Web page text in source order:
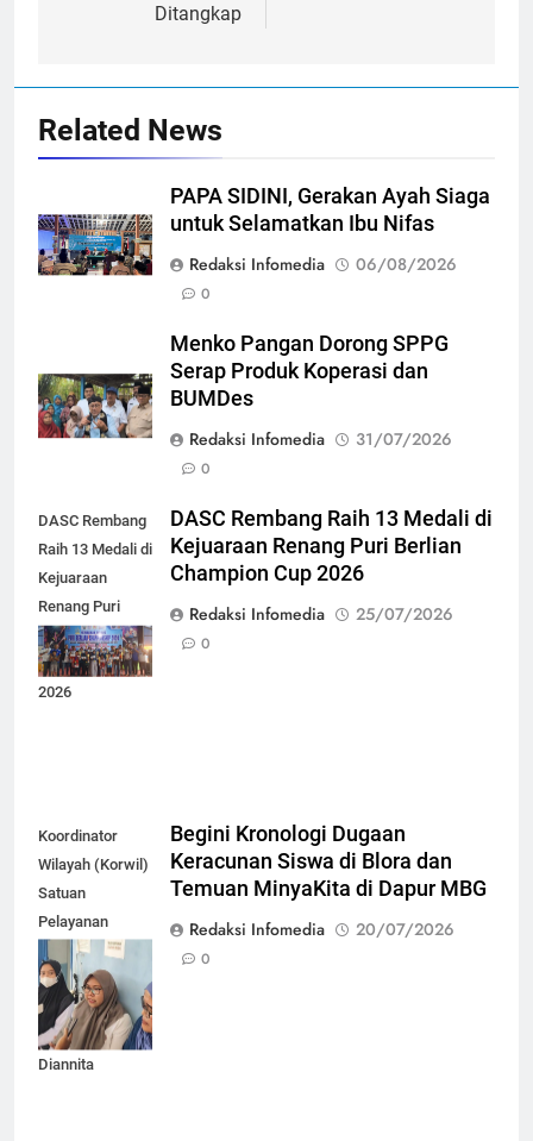
Ditangkap
Related News
PAPA SIDINI, Gerakan Ayah Siaga
untuk Selamatkan Ibu Nifas
Redaksi Infomedia
06/08/2026
0
Menko Pangan Dorong SPPG
Serap Produk Koperasi dan
BUMDes
Redaksi Infomedia
31/07/2026
0
DASC Rembang
Raih 13 Medali di
Kejuaraan
Renang Puri
Berlian
Champion Cup
2026
DASC Rembang Raih 13 Medali di
Kejuaraan Renang Puri Berlian
Champion Cup 2026
Redaksi Infomedia
25/07/2026
0
Koordinator
Wilayah (Korwil)
Satuan
Pelayanan
Pemenuhan Gizi
(SPPG)
Kabupaten
Blora, Artika
Diannita
Begini Kronologi Dugaan
Keracunan Siswa di Blora dan
Temuan MinyaKita di Dapur MBG
Redaksi Infomedia
20/07/2026
0